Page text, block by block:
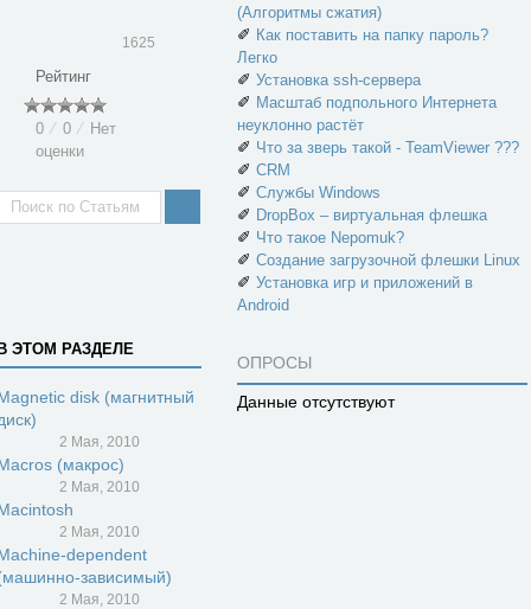
1625
Рейтинг
0 ⁄ 0 ⁄ Нет
оценки
ЭТОМ РАЗДЕЛЕ
disk (магнитный
2 Мая, 2010
(макрос)
2 Мая, 2010
2 Мая, 2010
dependent
зависимый)
2 Мая, 2010
(Алгоритмы сжатия)
✐ Как поставить на папку пароль?
Легко
✐ Установка ssh-сервера
✐ Масштаб подпольного Интернета
неуклонно растёт
✐ Что за зверь такой - TeamViewer ???
✐ CRM
✐ Службы Windows
✐ DropBox – виртуальная флешка
✐ Что такое Nepomuk?
✐ Создание загрузочной флешки Linux
✐ Установка игр и приложений в
Android
ОПРОСЫ
Данные отсутствуют